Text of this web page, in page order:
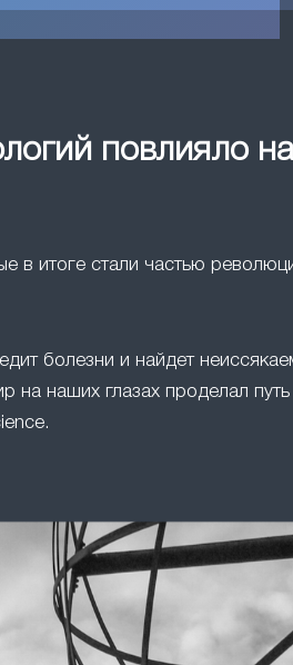
повлияло
в итоге стали частью
болезни и найдет
наших глазах проделал